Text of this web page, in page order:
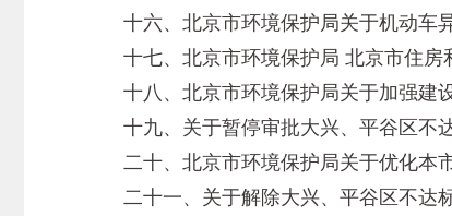
十六、北京市环境保护局关于机动车
十七、北京市环境保护局 北京市住房
十八、北京市环境保护局关于加强建设
十九、关于暂停审批大兴、平谷区不达
二十、北京市环境保护局关于优化本市
二十一、关于解除大兴、平谷区不达标